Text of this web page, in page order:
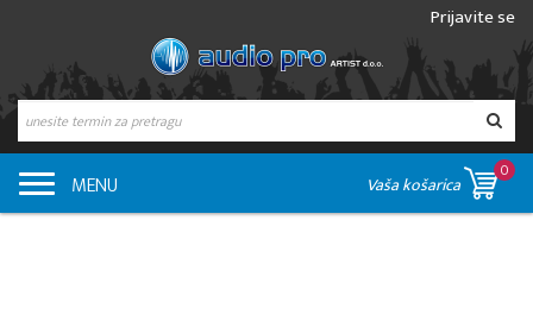
Prijavite se
MENU Vaša košarica
0